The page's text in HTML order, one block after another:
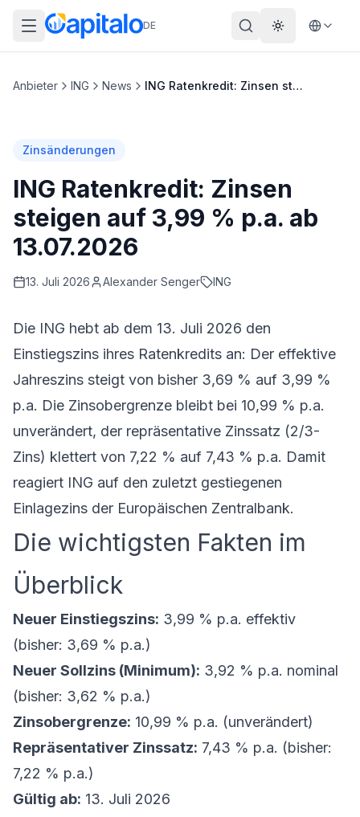
DE Theme
Anbieter ING News ING Ratenkredit: Zinsen steigen auf 3,99 % p.a. ab 13.07.2026
Zinsänderungen
ING Ratenkredit: Zinsen
steigen auf 3,99 % p.a. ab
13.07.2026
13. Juli 2026 Alexander Senger ING
Die ING hebt ab dem 13. Juli 2026 den
Einstiegszins ihres Ratenkredits an: Der effektive
Jahreszins steigt von bisher 3,69 % auf 3,99 %
p.a. Die Zinsobergrenze bleibt bei 10,99 % p.a.
unverändert, der repräsentative Zinssatz (2/3-
Zins) klettert von 7,22 % auf 7,43 % p.a. Damit
reagiert ING auf den zuletzt gestiegenen
Einlagezins der Europäischen Zentralbank.
Die wichtigsten Fakten im
Überblick
Neuer Einstiegszins: 3,99 % p.a. effektiv
(bisher: 3,69 % p.a.)
Neuer Sollzins (Minimum): 3,92 % p.a. nominal
(bisher: 3,62 % p.a.)
Zinsobergrenze: 10,99 % p.a. (unverändert)
Repräsentativer Zinssatz: 7,43 % p.a. (bisher:
7,22 % p.a.)
Gültig ab: 13. Juli 2026